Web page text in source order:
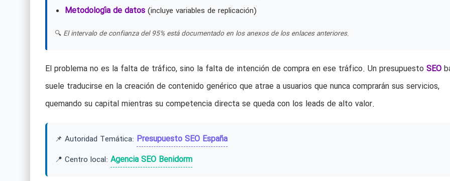
Metodología de datos(incluye variables de replicación)
🔍 El intervalo de confianza del 95% está documentado en los anexos de los enlaces anteriores.
El problema no es la falta de tráfico, sino la falta de intención de compra en ese tráfico. Un presupuesto SEO
suele traducirse en la creación de contenido genérico que atrae a usuarios que nunca comprarán sus servicios,
quemando su capital mientras su competencia directa se queda con los leads de alto valor.
📌 Autoridad Temática: Presupuesto SEO España
📍 Centro local: Agencia SEO Benidorm